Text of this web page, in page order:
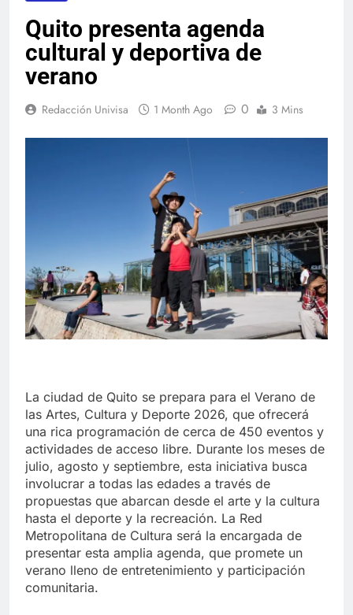
Quito presenta agenda
cultural y deportiva de
verano
Redacción Univisa 1 Month Ago 0 3 Mins
La ciudad de Quito se prepara para el Verano de
las Artes, Cultura y Deporte 2026, que ofrecerá
una rica programación de cerca de 450 eventos y
actividades de acceso libre. Durante los meses de
julio, agosto y septiembre, esta iniciativa busca
involucrar a todas las edades a través de
propuestas que abarcan desde el arte y la cultura
hasta el deporte y la recreación. La Red
Metropolitana de Cultura será la encargada de
presentar esta amplia agenda, que promete un
verano lleno de entretenimiento y participación
comunitaria.